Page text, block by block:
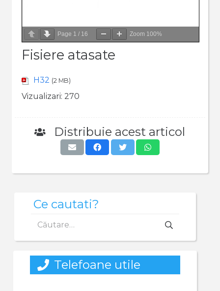
Page 1 / 16 Zoom 100%
Fisiere atasate
H32 (2 MB)
Vizualizari: 270
Distribuie acest articol
Ce cautati?
după:
Telefoane utile